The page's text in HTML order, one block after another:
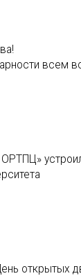
всем
открытых